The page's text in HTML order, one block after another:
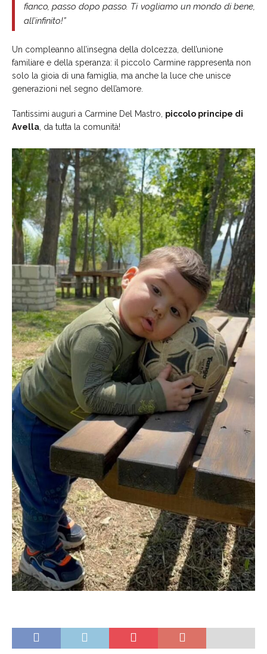
fianco, passo dopo passo. Ti vogliamo un mondo di bene,
all’infinito!”
Un compleanno all’insegna della dolcezza, dell’unione
familiare e della speranza: il piccolo Carmine rappresenta non
solo la gioia di una famiglia, ma anche la luce che unisce
generazioni nel segno dell’amore.
Tantissimi auguri a Carmine Del Mastro, piccolo principe di
Avella , da tutta la comunità!